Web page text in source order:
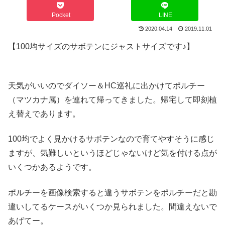
Pocket LINE
2020.04.14 2019.11.01
【100均サイズのサボテンにジャストサイズです♪】
天気がいいのでダイソー＆HC巡礼に出かけてポルチー
（マツカナ属）を連れて帰ってきました。帰宅して即刻植
え替えであります。
100均でよく見かけるサボテンなので育てやすそうに感じ
ますが、気難しいというほどじゃないけど気を付ける点が
いくつかあるようです。
ポルチーを画像検索すると違うサボテンをポルチーだと勘
違いしてるケースがいくつか見られました。間違えないで
あげてー。